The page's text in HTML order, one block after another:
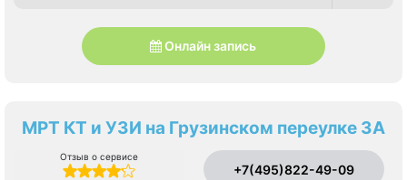
Онлайн запись
МРТ КТ и УЗИ на Грузинском переулке 3А
Отзыв о сервисе
+7(495)822-49-09